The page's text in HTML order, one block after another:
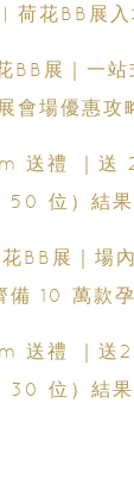
荷花BB展入
BB展｜一站
會場優惠攻
送禮 ｜送
50 位）結
BB展｜場
備 10 萬款
送禮 ｜送
30 位）結